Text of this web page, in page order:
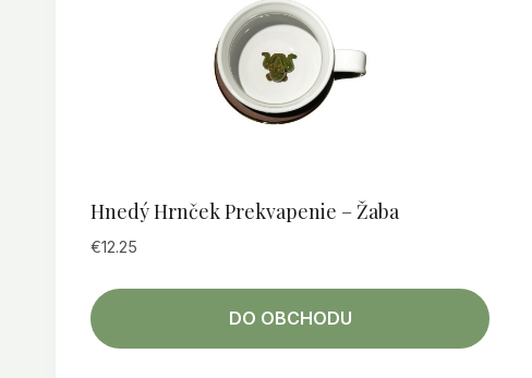
Hnedý Hrnček Prekvapenie – Žaba
€12.25
DO OBCHODU